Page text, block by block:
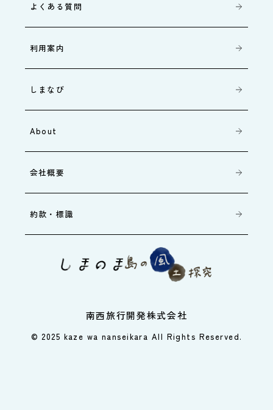
よくある質問
利用案内
しまなび
About
会社概要
約款・標識
南西旅行開発株式会社
© 2025 kaze wa nanseikara All Rights Reserved.